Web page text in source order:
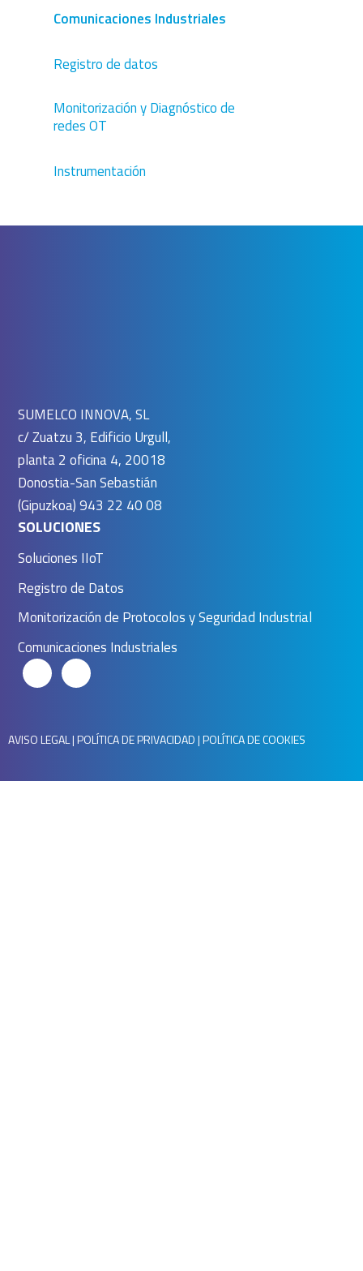
Comunicaciones Industriales
Registro de datos
Monitorización y Diagnóstico de
redes OT
Instrumentación
SUMELCO INNOVA, SL
c/ Zuatzu 3, Edificio Urgull,
planta 2 oficina 4, 20018
Donostia-San Sebastián
(Gipuzkoa) 943 22 40 08
SOLUCIONES
Soluciones IIoT
Registro de Datos
Monitorización de Protocolos y Seguridad Industrial
Comunicaciones Industriales
AVISO LEGAL|POLÍTICA DE PRIVACIDAD|POLÍTICA DE COOKIES